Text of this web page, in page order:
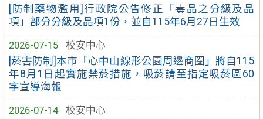
[防制藥物濫用]行政院公告修正「毒品之分級及品
項」部分分級及品項1份，並自115年6月27日生效
2026-07-15
校安中心
[菸害防制]本市「心中山線形公園周邊商圈」將自115
年8月1日起實施禁菸措施，吸菸請至指定吸菸區60
字宣導海報
2026-07-14
校安中心